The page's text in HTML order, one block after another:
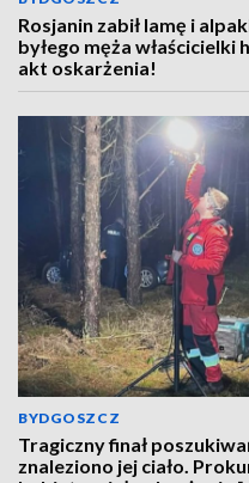
Rosjanin zabił lamę i
byłego męża
akt oskarżenia!
BYDGOSZCZ
Tragiczny finał
znaleziono jej ciało.